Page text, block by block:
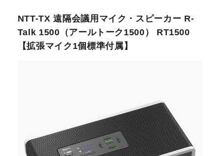
NTT-TX 遠隔会議用マイク・スピーカー R-
Talk 1500（アールトーク1500） RT1500
【拡張マイク1個標準付属】